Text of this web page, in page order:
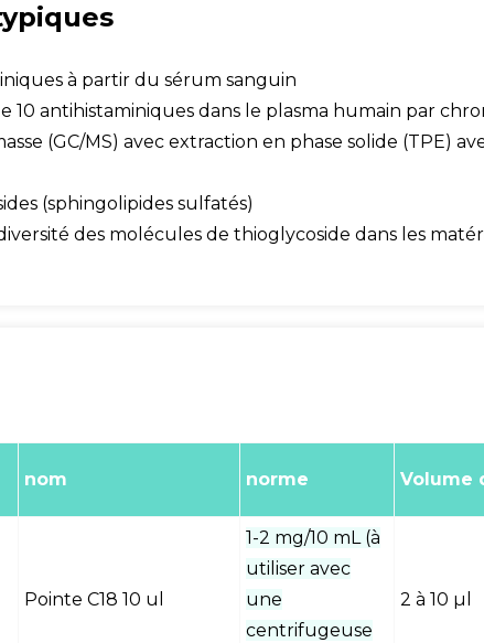
à partir du sérum sanguin
10 antihistaminiques dans le plasma humain par
(GC/MS) avec extraction en phase solide (TPE)
(sphingolipides sulfatés)
des molécules de thioglycoside dans les
nom norme Volume
Pointe C18 10 ul
1-2 mg/10 mL (à
utiliser avec
une
centrifugeuse
2 à 10 µl